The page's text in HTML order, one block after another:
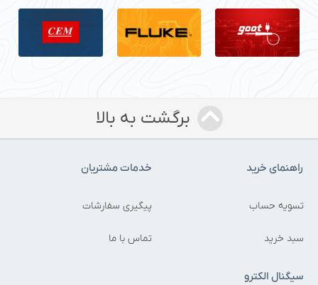
برگشت به بالا
خرید
حساب
خرید
خدمات مشتریان
پیگیری سفارشات
تماس با ما
الکترو